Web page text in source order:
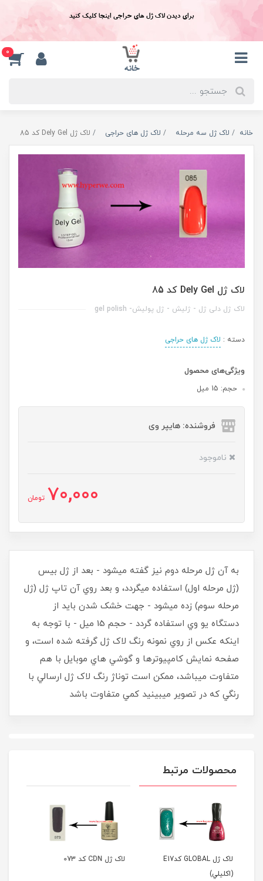
برای دیدن لاک ژل های حراجی اینجا کلیک کنید
0
خانه لاک ژل سه مرحله لاک ژل های حراجی لاک ژل Dely Gel کد 85
لاک ژل Dely Gel کد 85
لاک ژل دلی ژل - ژلیش - ژل پولیش- gel polish
دسته : لاک ژل های حراجی
ویژگی‌های محصول
حجم: 15 میل
فروشنده: هایپر وی
ناموجود
70,000 تومان
به آن ژل مرحله دوم نيز گفته ميشود - بعد از ژل بيس
(ژل مرحله اول) استفاده ميگردد، و بعد روي آن تاپ ژل (ژل
مرحله سوم) زده ميشود - جهت خشک شدن بايد از
دستگاه يو وي استفاده گردد - حجم 15 ميل - با توجه به
اينکه عکس از روي نمونه رنگ لاک ژل گرفته شده است، و
صفحه نمايش کامپيوترها و گوشي هاي موبايل با هم
متفاوت ميباشد، ممکن است توناژ رنگ لاک ژل ارسالي با
رنگي که در تصوير ميبينيد کمي متفاوت باشد
محصولات مرتبط
لاک ژل CDN کد 073 لاک ژل CDN کد 063